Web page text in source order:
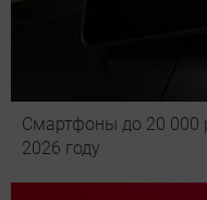
Смартфоны до 20 000
2026 году